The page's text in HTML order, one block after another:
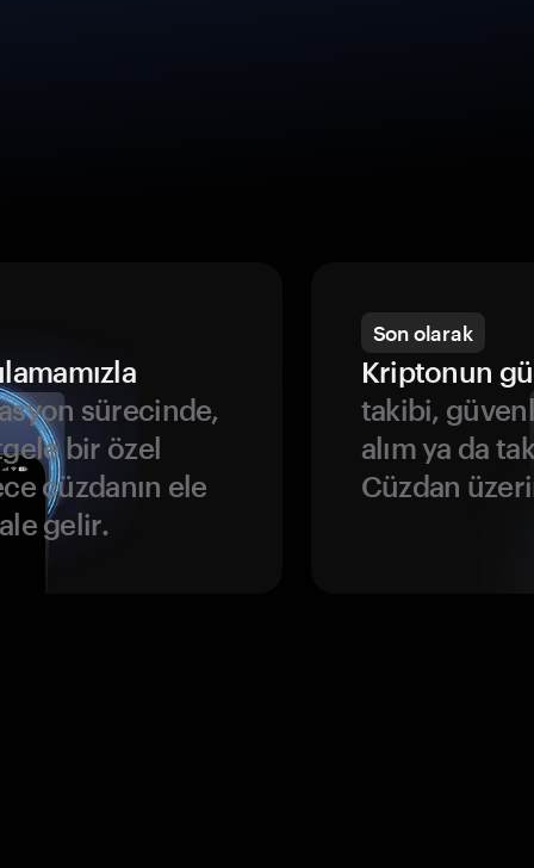
sürecinde,
bir özel
cüzdanın ele
gelir.
Son olarak
Kriptonun
takibi,
alım ya da
Cüzdan